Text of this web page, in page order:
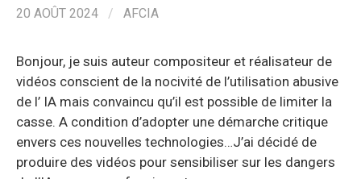
20 AOÛT 2024 / AFCIA
Bonjour, je suis auteur compositeur et réalisateur de
vidéos conscient de la nocivité de l’utilisation abusive
de l’ IA mais convaincu qu’il est possible de limiter la
casse. A condition d’adopter une démarche critique
envers ces nouvelles technologies…J’ai décidé de
produire des vidéos pour sensibiliser sur les dangers